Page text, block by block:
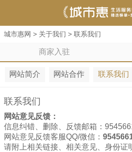
城市惠网 > 关于我们 > 联系我们
商家入驻
网站简介 网站合作 联系我们
联系我们
网站意见反馈：
信息纠错、删除、反馈邮箱：
网站意见反馈客服QQ/微信：
请附上相关链接、相关意见、身份证